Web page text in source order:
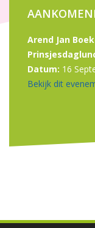
Arend Jan
Datum: 16
Bekijk dit